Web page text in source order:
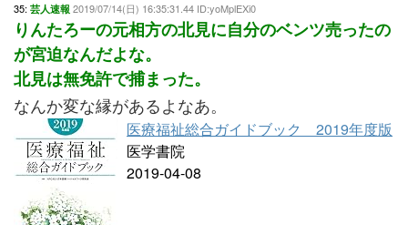
35: 芸人速報 2019/07/14(日) 16:35:31.44 ID:yoMplEXi0
りんたろーの元相方の北見に自分のベンツ売ったの
が宮迫なんだよな。
北見は無免許で捕まった。
なんか変な縁があるよなあ。
医療福祉総合ガイドブック 2019年度版
医学書院
2019-04-08